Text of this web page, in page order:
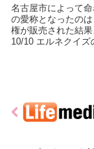
名古屋市によって
の愛称となったの
権が販売された結
10/10 エルネクイズ